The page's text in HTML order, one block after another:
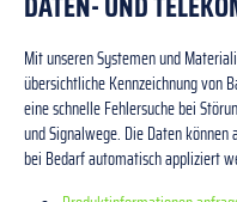
Mit unseren Systemen und
übersichtliche Kennzeichnung von
eine schnelle Fehlersuche bei
und Signalwege. Die Daten
bei Bedarf automatisch appliziert